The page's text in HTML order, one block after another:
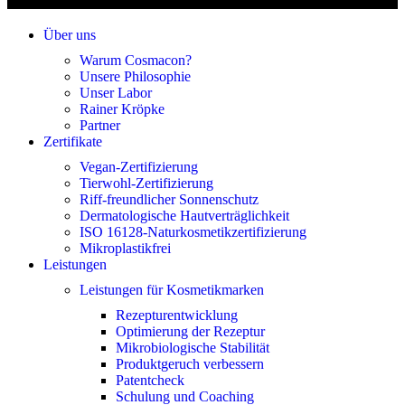
Über uns
Warum Cosmacon?
Unsere Philosophie
Unser Labor
Rainer Kröpke
Partner
Zertifikate
Vegan-Zertifizierung
Tierwohl-Zertifizierung
Riff-freundlicher Sonnenschutz
Dermatologische Hautverträglichkeit
ISO 16128-Naturkosmetikzertifizierung
Mikroplastikfrei
Leistungen
Leistungen für Kosmetikmarken
Rezepturentwicklung
Optimierung der Rezeptur
Mikrobiologische Stabilität
Produktgeruch verbessern
Patentcheck
Schulung und Coaching